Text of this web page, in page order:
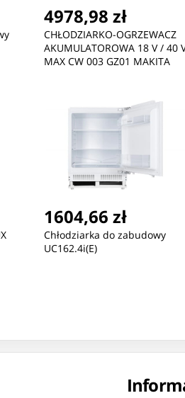
4978,98 zł
CHŁODZIARKO-OGRZEWACZ
AKUMULATOROWA 18 V / 40
MAX CW 003 GZ01 MAKITA
1604,66 zł
Chłodziarka do zabudowy
UC162.4i(E)